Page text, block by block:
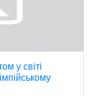
у світі